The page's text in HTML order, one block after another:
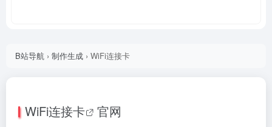
B站导航 › 制作生成 › WiFi连接卡
WiFi连接卡 官网